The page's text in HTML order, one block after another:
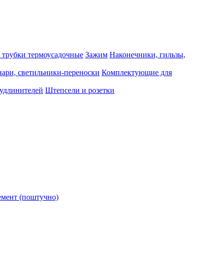
термоусадочные Зажим Наконечники, гильзы,
светильники-переноски Комплектующие для
Штепсели и розетки
(поштучно)